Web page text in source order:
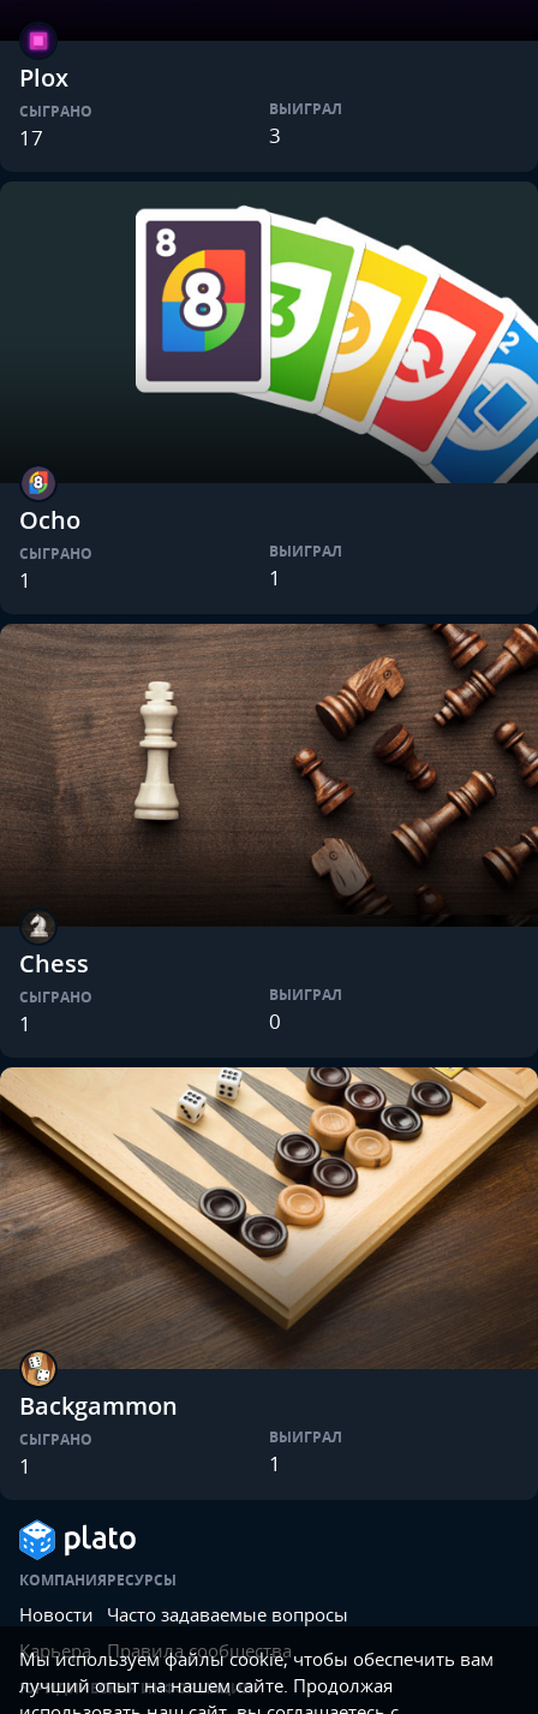
Plox
СЫГРАНО
17
ВЫИГРАЛ
3
Ocho
СЫГРАНО
1
ВЫИГРАЛ
1
Chess
СЫГРАНО
1
ВЫИГРАЛ
0
Backgammon
СЫГРАНО
1
ВЫИГРАЛ
1
КОМПАНИЯ
Новости
Карьера
РЕСУРСЫ
Часто задаваемые вопросы
Правила сообщества
ЮРИДИЧЕСКАЯ ИНФОРМАЦИЯ
Мы используем файлы cookie, чтобы обеспечить вам
лучший опыт на нашем сайте. Продолжая